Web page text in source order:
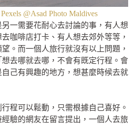
Pexels @Asad Photo Maldives
一需要花耐心去討論的事，有人想
咖啡店打卡、有人想去郊外等等，
。而一個人旅行就沒有以上問題，
去哪就去哪，不會有既定行程。會
己有興趣的地方，想甚麼時候去就
程可以鬆動，只需根據自己喜好。
驗的網友在留言提出，一個人去旅